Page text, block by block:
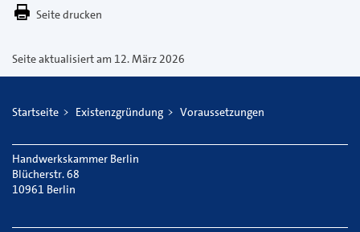
E-
versenden
Seite drucken
Seite aktualisiert am 12. März 2026
Startseite Existenzgründung Voraussetzungen
Handwerkskammer Berlin
Blücherstr. 68
10961 Berlin